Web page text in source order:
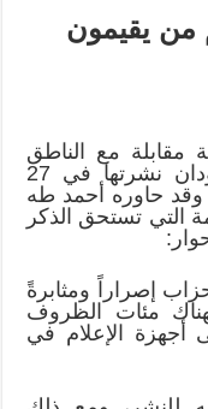
من يقيمون
مقابلة مع الناطق
الرسمي لحزب التحرير في السودان نشرتها في 27
الموافق 5/3/2008م. وقد حاوره أحمد طه
التي تستحق الذكر
إصراراً ومثابرةً
مئات الظروف
أجهزة الإعلام في